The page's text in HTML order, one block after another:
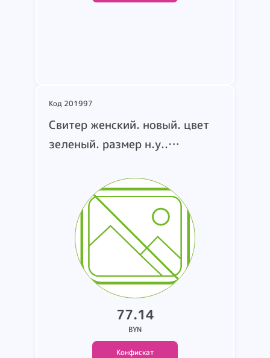
Код 201997
Cвитер женский. новый. цвет
зеленый. размер н.у..
т.м. J-CLAIR. страна
производства Италия. состав:
49% вискоза. 28% полиамид.
23% нейлон (коробка 411)
77.14
BYN
Конфискат